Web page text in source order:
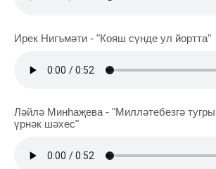
Ирек Нигъмәти - "Кояш сүнде ул йортта"
Ләйлә Минһаҗева - "Милләтебезгә
үрнәк шәхес"